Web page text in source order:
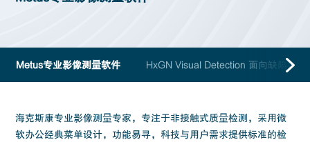
Metus专业影像测量软件 HxGN Visual Detection 面向缺陷检测
海克斯康专业影像测量专家，专注于非接触式质量检测，采用微
软办公经典菜单设计，功能易寻，科技与用户需求提供标准的检